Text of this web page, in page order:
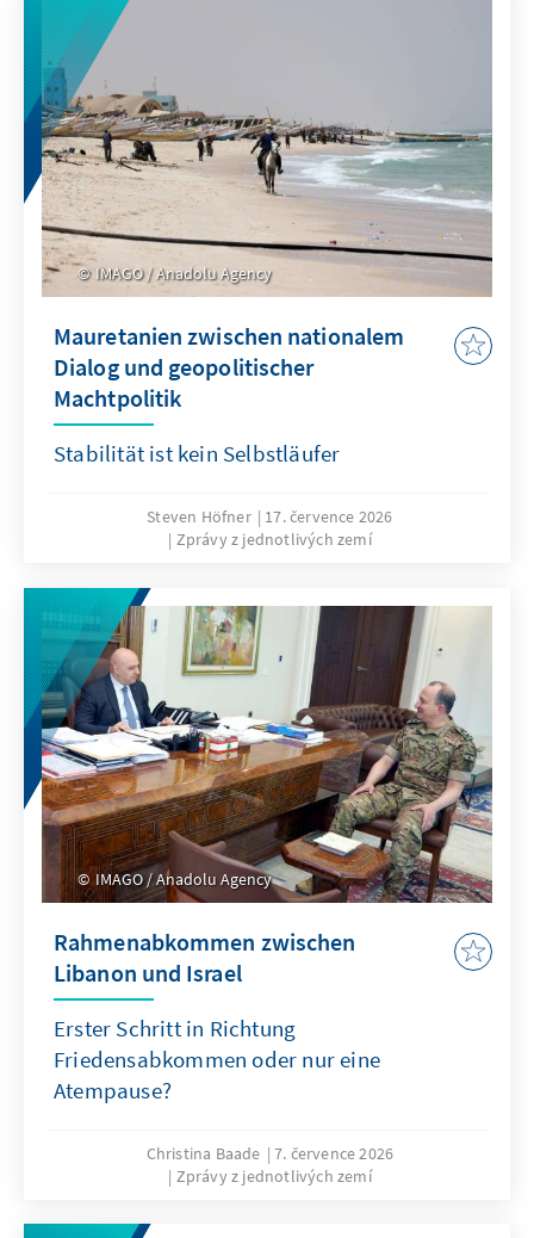
IMAGO / Anadolu Agency
Mauretanien zwischen nationalem
Dialog und geopolitischer
Machtpolitik
Stabilität ist kein Selbstläufer
Steven Höfner
17. července 2026
Zprávy z jednotlivých zemí
IMAGO / Anadolu Agency
Rahmenabkommen zwischen
Libanon und Israel
Erster Schritt in Richtung
Friedensabkommen oder nur eine
Atempause?
Christina Baade
7. července 2026
Zprávy z jednotlivých zemí